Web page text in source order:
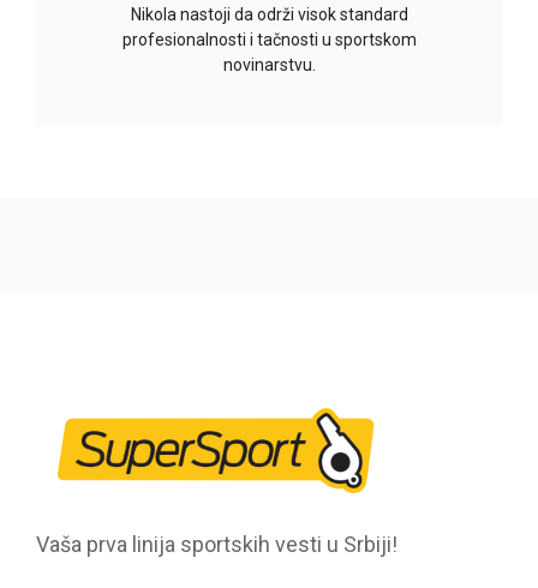
Nikola nastoji da održi visok standard
profesionalnosti i tačnosti u sportskom
novinarstvu.
Vaša prva linija sportskih vesti u Srbiji!